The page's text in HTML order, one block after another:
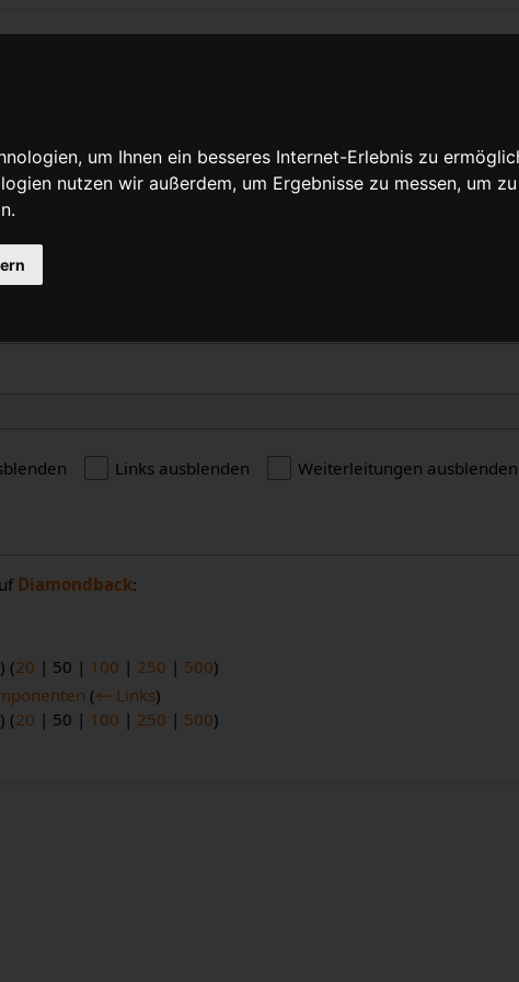
um Ihnen ein besseres Internet-Erlebnis zu
nutzen wir außerdem, um Ergebnisse zu messen, um
verlinken
Quelltext anzeigen
Links ausblenden Weiterleitungen ausblenden
Diamondback:
) (20 | 50 | 100 | 250 | 500)
(← Links)
) (20 | 50 | 100 | 250 | 500)